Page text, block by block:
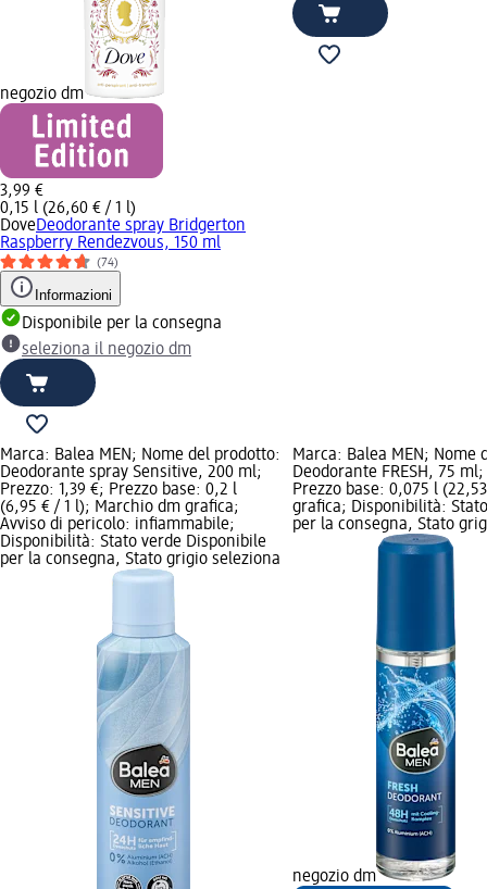
negozio dm
3,99 €
0,15 l (26,60 € / 1 l)
DoveDeodorante spray Bridgerton
Raspberry Rendezvous, 150 ml
(74)
Informazioni
Disponibile per la consegna
seleziona il negozio dm
Marca: Balea MEN; Nome del prodotto:
Deodorante spray Sensitive, 200 ml;
Prezzo: 1,39 €; Prezzo base: 0,2 l
(6,95 € / 1 l); Marchio dm grafica;
Avviso di pericolo: infiammabile;
Disponibilità: Stato verde Disponibile
per la consegna, Stato grigio seleziona
Marca: Balea MEN; Nome
Deodorante FRESH, 75
Prezzo base: 0,075 l
grafica; Disponibilità:
per la consegna, Stato
negozio dm